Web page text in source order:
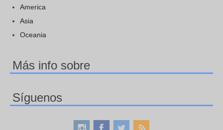
America
Asia
Oceania
Más info sobre
Síguenos